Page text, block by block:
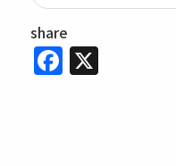
share
Facebook
X